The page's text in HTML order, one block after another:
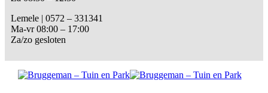
Lemele | 0572 – 331341
Ma-vr 08:00 – 17:00
Za/zo gesloten